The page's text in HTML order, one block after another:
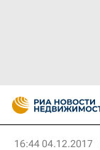
16:44 04.12.2017